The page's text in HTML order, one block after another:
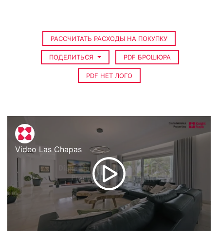
РАССЧИТАТЬ РАСХОДЫ НА ПОКУПКУ
ПОДЕЛИТЬСЯ PDF БРОШЮРА
PDF НЕТ ЛОГО
Video Las Chapas